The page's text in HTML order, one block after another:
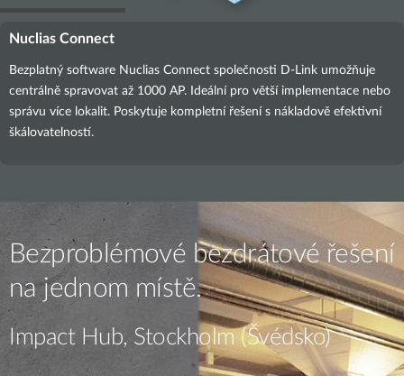
Nuclias Connect
Bezplatný software Nuclias Connect společnosti D-Link umožňuje
centrálně spravovat až 1000 AP. Ideální pro větší implementace nebo
správu více lokalit. Poskytuje kompletní řešení s nákladově efektivní
škálovatelností.
Bezproblémové bezdrátové řešení
na jednom místě.
Impact Hub, Stockholm (Švédsko)